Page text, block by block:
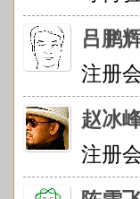
吕鹏
注册
赵冰
注册